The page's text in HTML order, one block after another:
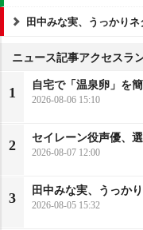
田中みな実、うっかりネ
ニュース記事アクセスラ
1
自宅で「温泉卵」を
2026-08-06 15:10
2
セイレーン役声優、
2026-08-07 12:00
3
田中みな実、うっか
2026-08-05 15:32